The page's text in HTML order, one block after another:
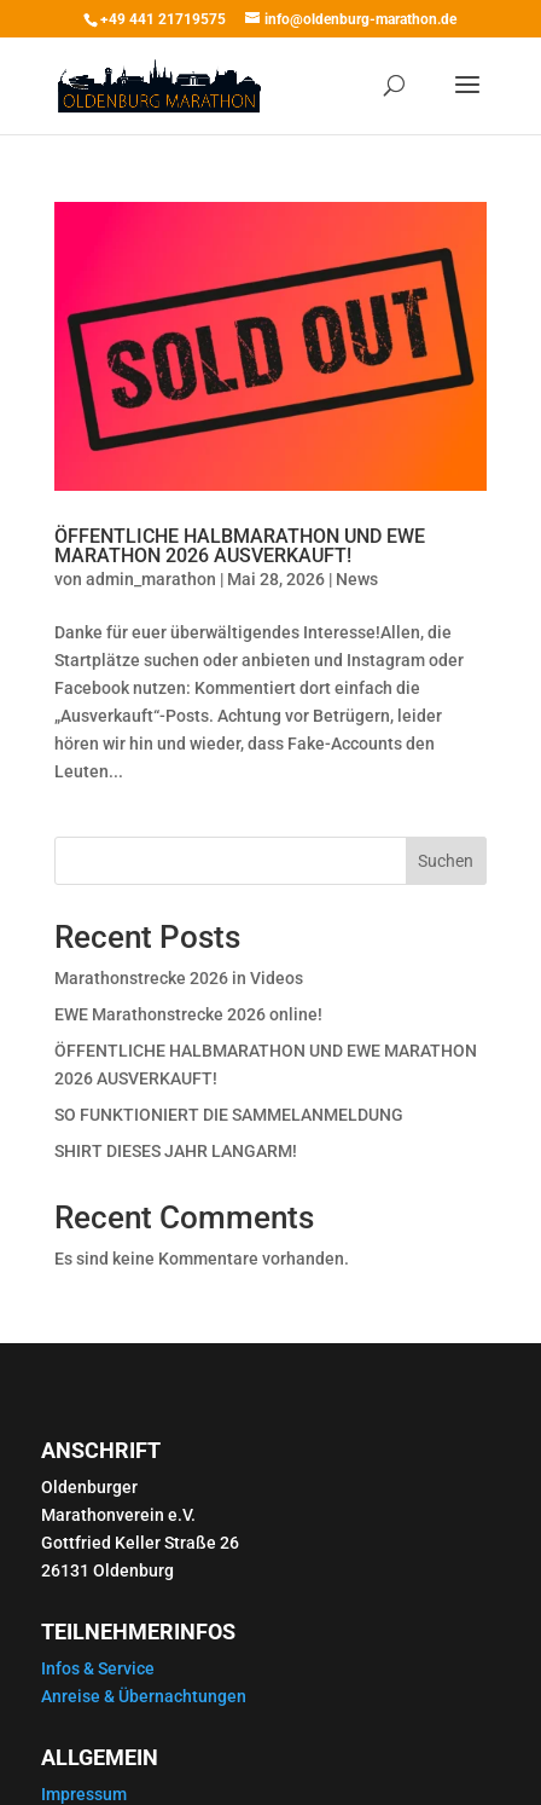
+49 441 21719575 info@oldenburg-marathon.de
ÖFFENTLICHE HALBMARATHON UND EWE
MARATHON 2026 AUSVERKAUFT!
von admin_marathon | Mai 28, 2026| News
Danke für euer überwältigendes Interesse!Allen, die
Startplätze suchen oder anbieten und Instagram oder
Facebook nutzen: Kommentiert dort einfach die
„Ausverkauft“-Posts. Achtung vor Betrügern, leider
hören wir hin und wieder, dass Fake-Accounts den
Leuten...
Suchen
Recent Posts
Marathonstrecke 2026 in Videos
EWE Marathonstrecke 2026 online!
ÖFFENTLICHE HALBMARATHON UND EWE MARATHON
2026 AUSVERKAUFT!
SO FUNKTIONIERT DIE SAMMELANMELDUNG
SHIRT DIESES JAHR LANGARM!
Recent Comments
Es sind keine Kommentare vorhanden.
ANSCHRIFT
Oldenburger
Marathonverein e.V.
Gottfried Keller Straße 26
26131 Oldenburg
TEILNEHMERINFOS
Infos & Service
Anreise & Übernachtungen
ALLGEMEIN
Impressum